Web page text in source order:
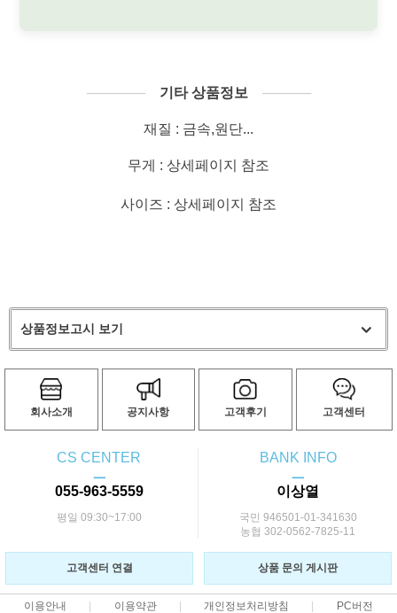
────── 기타 상품정보 ─────
재질 : 금속,원단...
무게 : 상세페이지 참조
사이즈 : 상세페이지 참조
상품정보고시 보기
회사소개 공지사항 고객후기 고객센터
CS CENTER
ㅡ
055-963-5559
평일 09:30~17:00
BANK INFO
ㅡ
이상열
국민 946501-01-341630
농협 302-0562-7825-11
고객센터 연결 상품 문의 게시판
이용안내 이용약관 개인정보처리방침 PC버전